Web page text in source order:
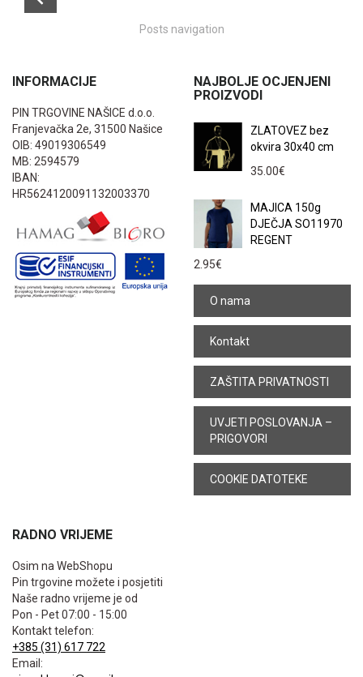
Posts navigation
INFORMACIJE
PIN TRGOVINE NAŠICE d.o.o.
Franjevačka 2e, 31500 Našice
OIB: 49019306549
MB: 2594579
IBAN:
HR5624120091132003370
NAJBOLJE OCJENJENI
PROIZVODI
ZLATOVEZ bez
okvira 30x40 cm
35.00€
MAJICA 150g
DJEČJA SO11970
REGENT
2.95€
O nama
Kontakt
ZAŠTITA PRIVATNOSTI
UVJETI POSLOVANJA –
PRIGOVORI
COOKIE DATOTEKE
RADNO VRIJEME
Osim na WebShopu
Pin trgovine možete i posjetiti
Naše radno vrijeme je od
Pon - Pet 07:00 - 15:00
Kontakt telefon:
+385 (31) 617 722
Email: